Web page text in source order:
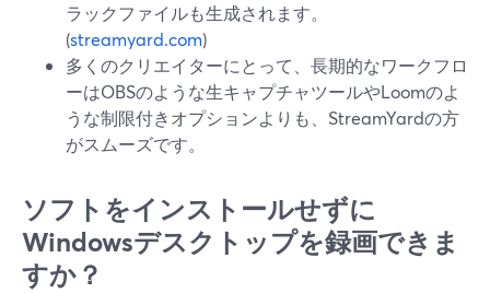
ラックファイルも生成されます。
(streamyard.com)
多くのクリエイターにとって、長期的なワークフロ
ーはOBSのような生キャプチャツールやLoomのよ
うな制限付きオプションよりも、StreamYardの方
がスムーズです。
ソフトをインストールせずに
Windowsデスクトップを録画できま
すか？